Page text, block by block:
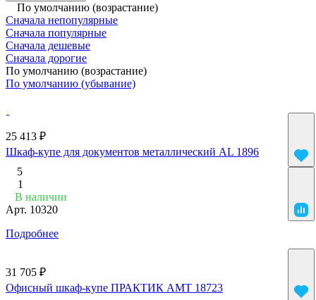
По умолчанию (возрастание)
Сначала непопулярные
Сначала популярные
Сначала дешевые
Сначала дорогие
По умолчанию (возрастание)
По умолчанию (убывание)
25 413 ₽
Шкаф-купе для документов металлический AL 1896
5
1
В наличии
Арт. 10320
Подробнее
31 705 ₽
Офисный шкаф-купе ПРАКТИК AMT 18723